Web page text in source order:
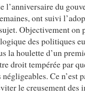
l’anniversaire du
ont suivi
Objectivement
des politiques
la houlette d’un
droit tempérée par
Ce n’est
le creusement